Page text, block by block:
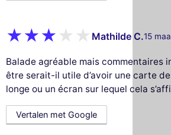
Mathilde C.15
Balade agréable mais commentaires
être serait-il utile d’avoir une carte
longe ou un écran sur lequel cela
Vertalen met Google